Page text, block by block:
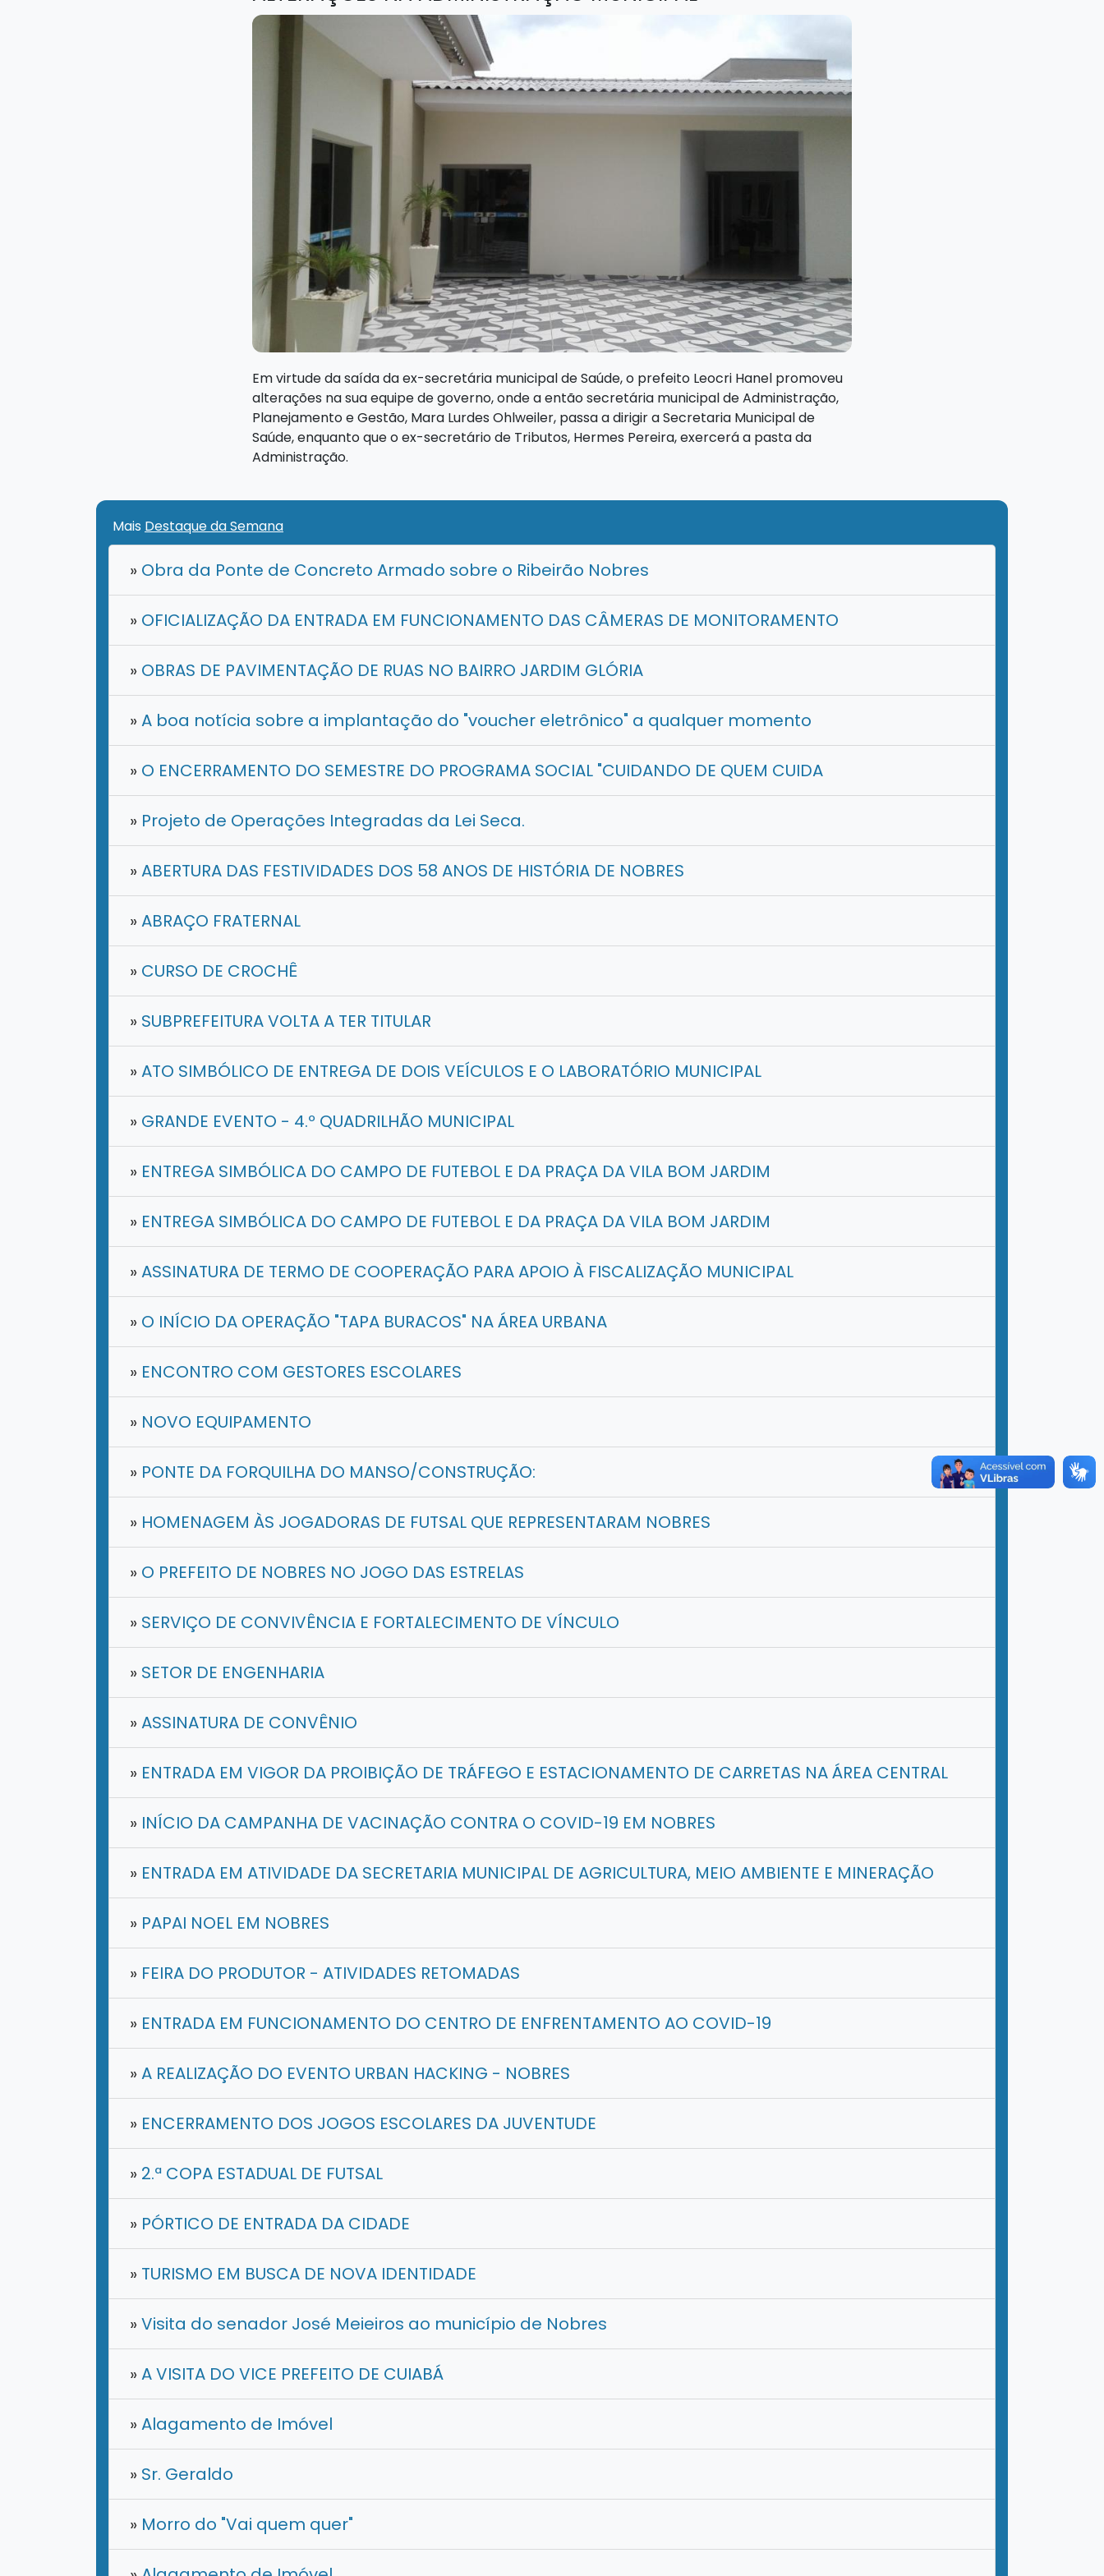
Em virtude da saída da ex-secretária municipal de Saúde, o prefeito Leocri Hanel promoveu
alterações na sua equipe de governo, onde a então secretária municipal de Administração,
Planejamento e Gestão, Mara Lurdes Ohlweiler, passa a dirigir a Secretaria Municipal de
Saúde, enquanto que o ex-secretário de Tributos, Hermes Pereira, exercerá a pasta da
Administração.
Mais Destaque da Semana
» Obra da Ponte de Concreto Armado sobre o Ribeirão Nobres
» OFICIALIZAÇÃO DA ENTRADA EM FUNCIONAMENTO DAS CÂMERAS DE MONITORAMENTO
» OBRAS DE PAVIMENTAÇÃO DE RUAS NO BAIRRO JARDIM GLÓRIA
»A boa notícia sobre a implantação do "voucher eletrônico" a qualquer momento
» O ENCERRAMENTO DO SEMESTRE DO PROGRAMA SOCIAL "CUIDANDO DE QUEM CUIDA
» Projeto de Operações Integradas da Lei Seca.
»ABERTURA DAS FESTIVIDADES DOS 58 ANOS DE HISTÓRIA DE NOBRES
»ABRAÇO FRATERNAL
» CURSO DE CROCHÊ
» SUBPREFEITURA VOLTA A TER TITULAR
»ATO SIMBÓLICO DE ENTREGA DE DOIS VEÍCULOS E O LABORATÓRIO MUNICIPAL
» GRANDE EVENTO - 4.º QUADRILHÃO MUNICIPAL
» ENTREGA SIMBÓLICA DO CAMPO DE FUTEBOL E DA PRAÇA DA VILA BOM JARDIM
» ENTREGA SIMBÓLICA DO CAMPO DE FUTEBOL E DA PRAÇA DA VILA BOM JARDIM
»ASSINATURA DE TERMO DE COOPERAÇÃO PARA APOIO À FISCALIZAÇÃO MUNICIPAL
» O INÍCIO DA OPERAÇÃO "TAPA BURACOS" NA ÁREA URBANA
» ENCONTRO COM GESTORES ESCOLARES
» NOVO EQUIPAMENTO
» PONTE DA FORQUILHA DO MANSO/CONSTRUÇÃO:
» HOMENAGEM ÀS JOGADORAS DE FUTSAL QUE REPRESENTARAM NOBRES
» O PREFEITO DE NOBRES NO JOGO DAS ESTRELAS
» SERVIÇO DE CONVIVÊNCIA E FORTALECIMENTO DE VÍNCULO
» SETOR DE ENGENHARIA
»ASSINATURA DE CONVÊNIO
» ENTRADA EM VIGOR DA PROIBIÇÃO DE TRÁFEGO E ESTACIONAMENTO DE CARRETAS NA ÁREA CENTRAL
» INÍCIO DA CAMPANHA DE VACINAÇÃO CONTRA O COVID-19 EM NOBRES
» ENTRADA EM ATIVIDADE DA SECRETARIA MUNICIPAL DE AGRICULTURA, MEIO AMBIENTE E MINERAÇÃO
» PAPAI NOEL EM NOBRES
» FEIRA DO PRODUTOR - ATIVIDADES RETOMADAS
» ENTRADA EM FUNCIONAMENTO DO CENTRO DE ENFRENTAMENTO AO COVID-19
»A REALIZAÇÃO DO EVENTO URBAN HACKING - NOBRES
» ENCERRAMENTO DOS JOGOS ESCOLARES DA JUVENTUDE
» 2.ª COPA ESTADUAL DE FUTSAL
» PÓRTICO DE ENTRADA DA CIDADE
» TURISMO EM BUSCA DE NOVA IDENTIDADE
»Visita do senador José Meieiros ao município de Nobres
»A VISITA DO VICE PREFEITO DE CUIABÁ
»Alagamento de Imóvel
» ​Sr. Geraldo
» Morro do "Vai quem quer"